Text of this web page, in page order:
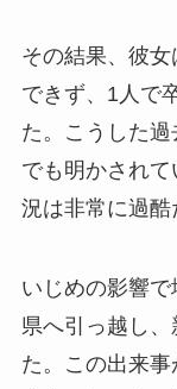
その結果、彼
できず、1人で
た。こうした
でも明かされ
況は非常に過
いじめの影響
県へ引っ越し
た。この出来